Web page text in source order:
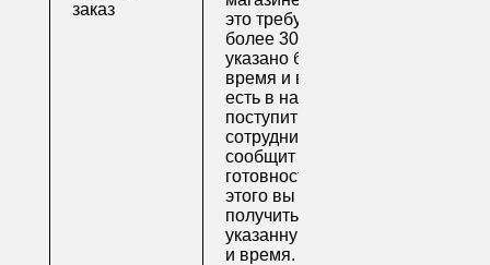
заказ
это требуется не
более 30 минут, если
указано ближайшее
время и весь товар
есть в наличии), вам
поступит письмо от
сотрудника, который
сообщит о
готовности. После
этого вы можете
получить свой заказ в
указанную вами дату
и время.